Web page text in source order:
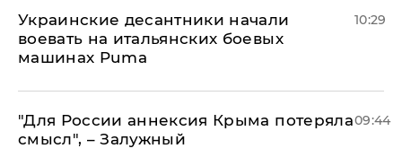
Украинские десантники начали
воевать на итальянских боевых
машинах Puma
10:29
"Для России аннексия Крыма потеряла
смысл", – Залужный
09:44